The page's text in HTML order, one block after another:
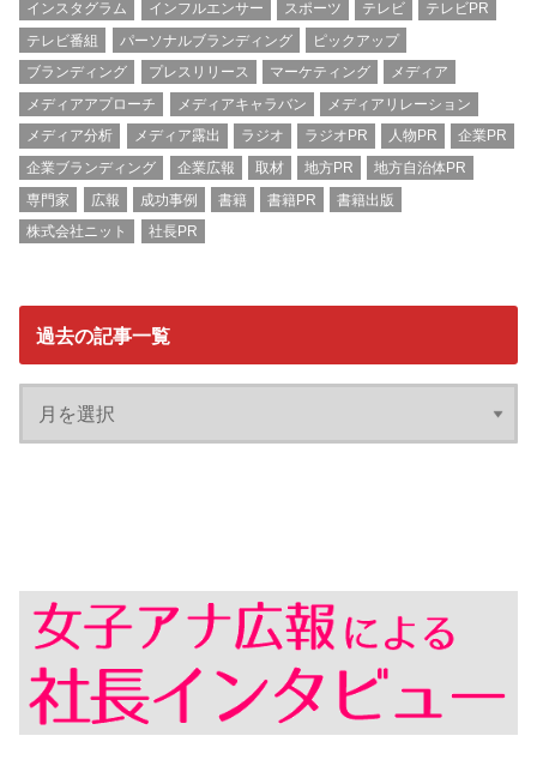
インスタグラム
インフルエンサー スポーツ テレビ
テレビPR
テレビ番組
パーソナルブランディング
ピックアップ
ブランディング
プレスリリース マーケティング
メディア
メディアアプローチ
メディアキャラバン
メディアリレーション
メディア分析
メディア露出 ラジオ ラジオPR 人物PR
企業PR
企業ブランディング
企業広報 取材 地方PR
地方自治体PR
専門家
広報 成功事例 書籍 書籍PR
書籍出版
株式会社ニット
社長PR
過去の記事一覧